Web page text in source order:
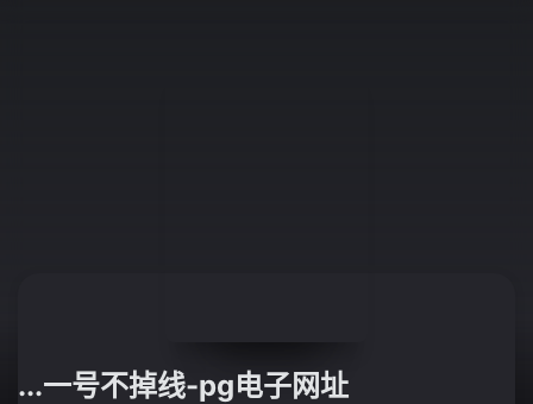
...一号不掉线-pg电子网址